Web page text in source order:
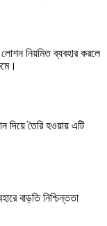
নিয়মিত ব্যবহার করলে
দিয়ে তৈরি হওয়ায় এটি
বাড়তি নিশ্চিন্ততা